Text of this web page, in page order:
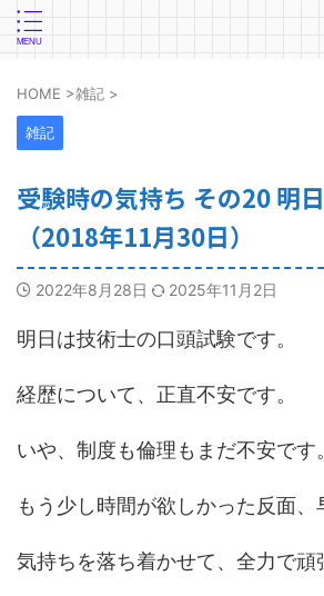
HOME >雑記 >
雑記
受験時の気持ち その20 明日
（2018年11月30日）
2022年8月28日 2025年11月2日
明日は技術士の口頭試験です。
経歴について、正直不安です。
いや、制度も倫理もまだ不安です。
もう少し時間が欲しかった反面、
気持ちを落ち着かせて、全力で頑